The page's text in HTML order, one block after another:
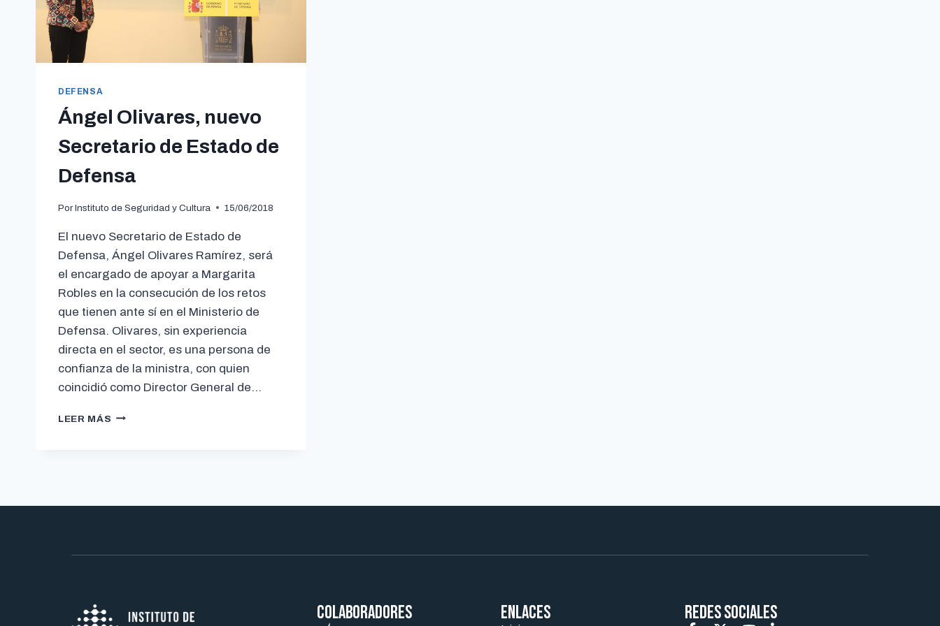
DEFENSA
Ángel Olivares, nuevo
Secretario de Estado de
Defensa
Por Instituto de Seguridad y Cultura 15/06/2018
El nuevo Secretario de Estado de
Defensa, Ángel Olivares Ramírez, será
el encargado de apoyar a Margarita
Robles en la consecución de los retos
que tienen ante sí en el Ministerio de
Defensa. Olivares, sin experiencia
directa en el sector, es una persona de
confianza de la ministra, con quien
coincidió como Director General de…
LEER MÁS
Colaboradores ENLACES REDES SOCIALES